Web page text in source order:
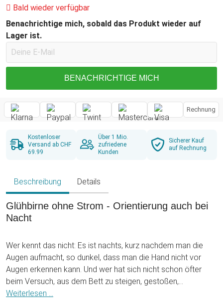
Bald wieder verfügbar
Benachrichtige mich, sobald das Produkt wieder auf
Lager ist.
BENACHRICHTIGE MICH
Rechnung
Kostenloser
Versand ab CHF
69.99
Über 1 Mio.
zufriedene
Kunden
Sicherer Kauf
auf Rechnung
Beschreibung Details
Glühbirne ohne Strom - Orientierung auch bei
Nacht
Wer kennt das nicht: Es ist nachts, kurz nachdem man die
Augen aufmacht, so dunkel, dass man die Hand nicht vor
Augen erkennen kann. Und wer hat sich nicht schon öfter
beim Versuch, aus dem Bett zu steigen, gestoßen,
danebengetreten oder verzweifelt den Lichtschalter gesucht.
Weiterlesen ...